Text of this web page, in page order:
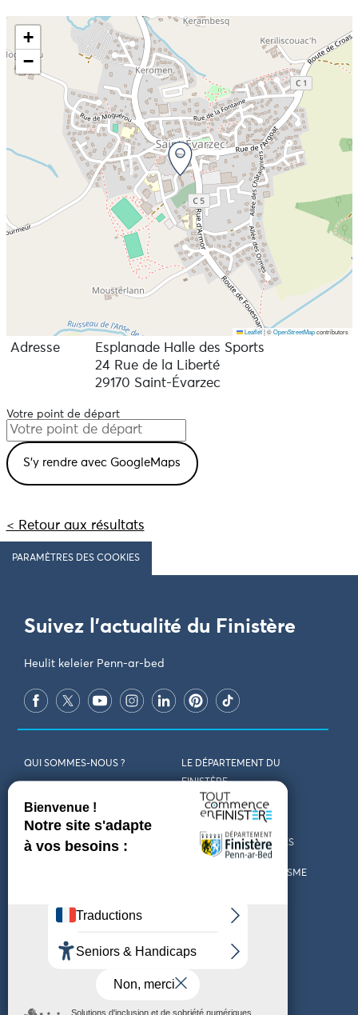
+
−
Leaflet |©OpenStreetMapcontributors
Adresse
Esplanade Halle des Sports
24 Rue de la Liberté
29170 Saint-Évarzec
Votre point de départ
< Retour aux résultats
PARAMÈTRES DES COOKIES
Suivez l'actualité du Finistère
Heulit keleier Penn-ar-bed
QUI SOMMES-NOUS ?
LE DÉPARTEMENT DU
FINISTÈRE
REJOIGNEZ-NOUS VENIR EN FINISTÈRE
CONTACT CARTES ET BROCHURES
LES OFFICES DE TOURISME
D’ACCESSIBILITÉ